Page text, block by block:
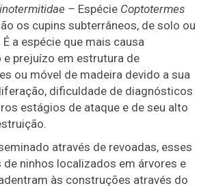
– Espécie Coptotermes
os cupins subterrâneos, de solo ou
É a espécie que mais causa
prejuízo em estrutura de
ou móvel de madeira devido a sua
dificuldade de diagnósticos
estágios de ataque e de seu alto
através de revoadas, esses
de ninhos localizados em árvores e
às construções através do